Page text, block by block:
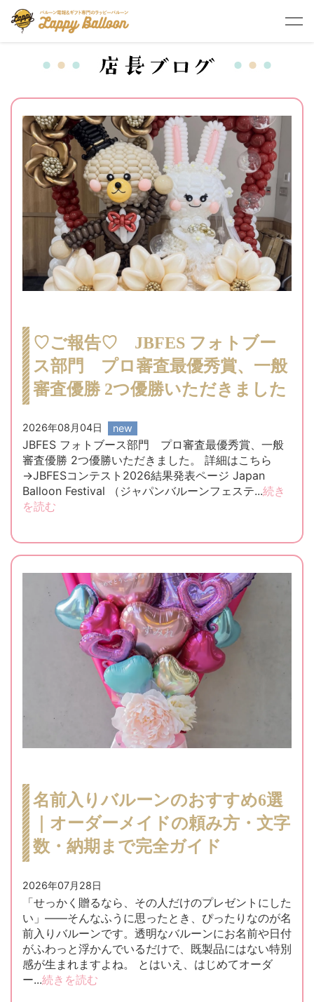
HOME >ブログ>
♡ご報告♡ JBFES フォトブー
ス部門 プロ審査最優秀賞、一般
審査優勝 2つ優勝いただきました
2026年08月04日
JBFES フォトブース部門 プロ審査最優秀賞、一般
審査優勝 2つ優勝いただきました。 詳細はこちら
→JBFESコンテスト2026結果発表ページ Japan
Balloon Festival （ジャパンバルーンフェステ...続き
を読む
名前入りバルーンのおすすめ6選
｜オーダーメイドの頼み方・文字
数・納期まで完全ガイド
2026年07月28日
「せっかく贈るなら、その人だけのプレゼントにした
い」——そんなふうに思ったとき、ぴったりなのが名
前入りバルーンです。透明なバルーンにお名前や日付
がふわっと浮かんでいるだけで、既製品にはない特別
感が生まれますよね。 とはいえ、はじめてオーダ
ー...続きを読む